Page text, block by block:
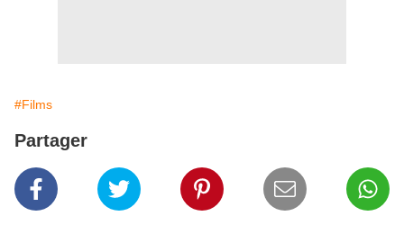
#Films
Partager